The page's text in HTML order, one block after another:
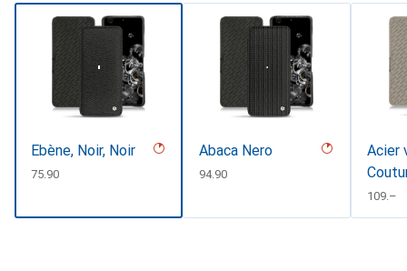
Ebène, Noir, Noir
CHF
75.90
Abaca Nero
CHF
94.90
Acier
CHF
109.–